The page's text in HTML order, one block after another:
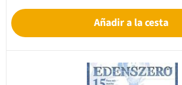
Añadir a la cesta